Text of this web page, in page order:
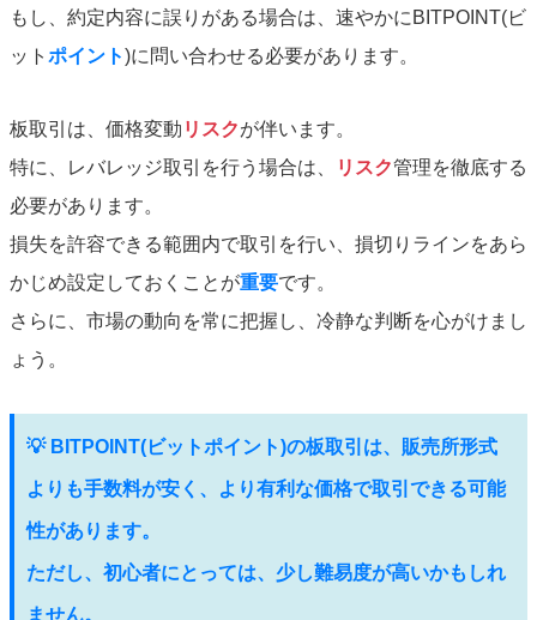
もし、約定内容に誤りがある場合は、速やかにBITPOINT(ビ
ット ポイント)に問い合わせる必要があります。
板取引は、価格変動 リスクが伴います。
特に、レバレッジ取引を行う場合は、
リスク管理を徹底する
必要があります。
損失を許容できる範囲内で取引を行い、損切りラインをあら
かじめ設定しておくことが重要です。
さらに、市場の動向を常に把握し、冷静な判断を心がけまし
ょう。
💡 BITPOINT(ビットポイント)の板取引は、販売所形式
よりも手数料が安く、より有利な価格で取引できる可能
性があります。
ただし、初心者にとっては、少し難易度が高いかもしれ
ません。